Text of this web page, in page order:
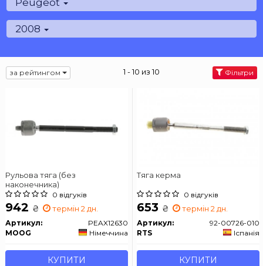
Peugeot
2008
за рейтингом 1 - 10 из 10 Фільтри
Рульова тяга (без
наконечника)
0 відгуків
942 ₴ термін 2 дн.
Артикул:
PEAX12630
MOOG
Німеччина
КУПИТИ
Тяга керма
0 відгуків
653 ₴ термін 2 дн.
Артикул:
92-00726-010
RTS
Іспанія
КУПИТИ